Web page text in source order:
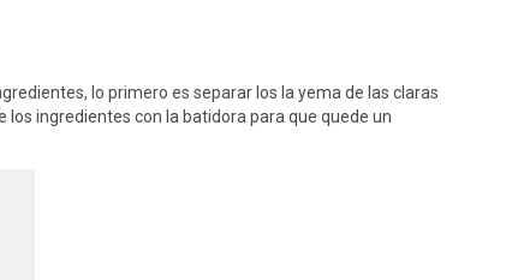
lo primero es separar los la yema de las claras
ingredientes con la batidora para que quede un